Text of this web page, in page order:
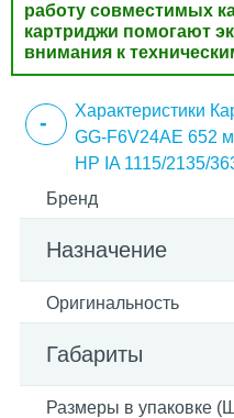
работу совместимых
картриджи помогают
внимания к
Характеристики
GG-F6V24AE 652
HP IA 1115/2135/
Бренд
Назначение
Оригинальность
Габариты
Размеры в упаковке